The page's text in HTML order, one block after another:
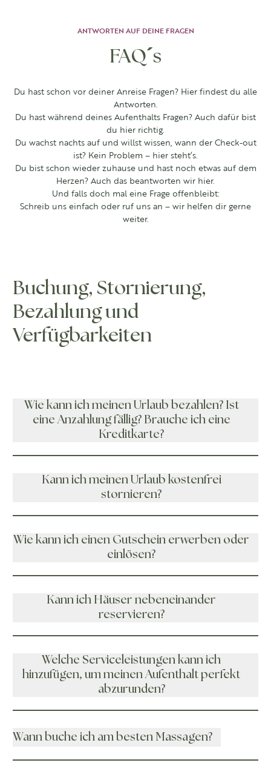
ANTWORTEN AUF DEINE FRAGEN
FAQ´s
Du hast schon vor deiner Anreise Fragen? Hier findest du alle
Antworten.
Du hast während deines Aufenthalts Fragen? Auch dafür bist
du hier richtig.
Du wachst nachts auf und willst wissen, wann der Check-out
ist? Kein Problem – hier steht’s.
Du bist schon wieder zuhause und hast noch etwas auf dem
Herzen? Auch das beantworten wir hier.
Und falls doch mal eine Frage offenbleibt:
Schreib uns einfach oder ruf uns an – wir helfen dir gerne
weiter.
Buchung, Stornierung,
Bezahlung und
Verfügbarkeiten
Wie kann ich meinen Urlaub bezahlen? Ist
eine Anzahlung fällig? Brauche ich eine
Kreditkarte?
Kann ich meinen Urlaub kostenfrei
stornieren?
Wie kann ich einen Gutschein erwerben oder
einlösen?
Kann ich Häuser nebeneinander
reservieren?
Welche Serviceleistungen kann ich
hinzufügen, um meinen Aufenthalt perfekt
abzurunden?
Wann buche ich am besten Massagen?